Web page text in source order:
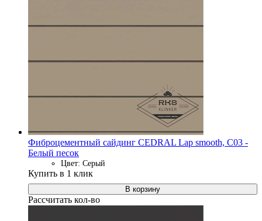
Фиброцементный сайдинг CEDRAL Lap smooth, C03 -
Белый песок
Цвет: Серый
Купить в 1 клик
В корзину
Рассчитать кол-во